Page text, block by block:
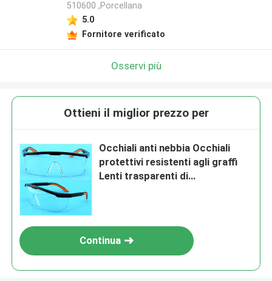
510600 ,Porcellana
5.0
Fornitore verificato
Osservi più
Ottieni il miglior prezzo per
Occhiali anti nebbia Occhiali
protettivi resistenti agli graffi
Lenti trasparenti di
Continua